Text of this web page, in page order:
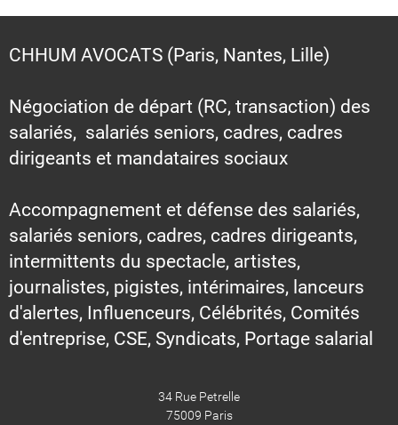
CHHUM AVOCATS (Paris, Nantes, Lille)
Négociation de départ (RC, transaction) des
salariés, salariés seniors, cadres, cadres
dirigeants et mandataires sociaux
Accompagnement et défense des salariés,
salariés seniors, cadres, cadres dirigeants,
intermittents du spectacle, artistes,
journalistes, pigistes, intérimaires, lanceurs
d'alertes, Influenceurs, Célébrités, Comités
d'entreprise, CSE, Syndicats, Portage salarial
34 Rue Petrelle
75009 Paris